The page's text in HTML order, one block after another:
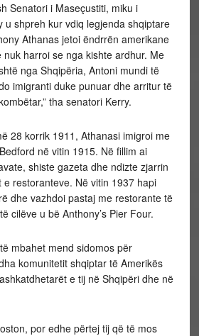
Senatori i Maseçustiti, miku i
u shpreh kur vdiq legjenda shqiptare
Athanas jetoi ëndrrën amerikane
harroi se nga kishte ardhur. Me
nga Shqipëria, Antoni mundi të
imigranti duke punuar dhe arritur të
tha senatori Kerry.
28 korrik 1911, Athanasi imigroi me
në vitin 1915. Në fillim ai
shiste gazeta dhe ndizte zjarrin
restoranteve. Në vitin 1937 hapi
dhe vazhdoi pastaj me restorante të
cilëve u bë Anthony’s Pier Four.
mbahet mend sidomos për
komunitetit shqiptar të Amerikës
e tij në Shqipëri dhe në
por edhe përtej tij që të mos